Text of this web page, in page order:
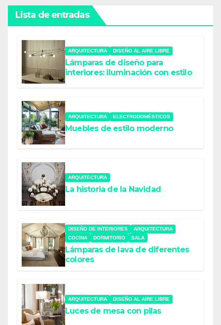
Lista de entradas
ARQUITECTURA DISEÑO AL AIRE LIBRE
Lámparas de diseño para
interiores: iluminación con estilo
ARQUITECTURA ELECTRODOMÉSTICOS
Muebles de estilo moderno
ARQUITECTURA
La historia de la Navidad
DISEÑO DE INTERIORES
ARQUITECTURA
COCINA
DORMITORIO SALA
Lámparas de lava de diferentes
colores
ARQUITECTURA DISEÑO AL AIRE LIBRE
Luces de mesa con pilas